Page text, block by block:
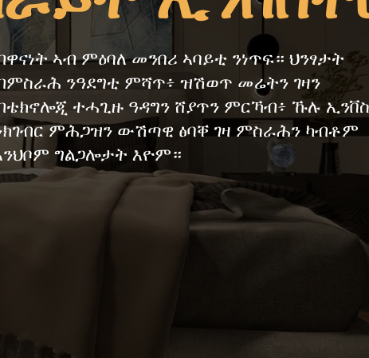
ኣብ ምዕባለ መንበሪ ኣባይቲ ንነጥፍ። ህንፃታት
ንዓደግቲ ምሻጥ፥ ዝሽወጥ መሬትን ገዛን
ተሓጊዙ ዓዳግን ሸያጥን ምርኻብ፥ ኹሉ
ምሕጋዝን ውሽጣዊ ፅባቐ ገዛ ምስራሕን ካብቶም
ግልጋሎታት እዮም።